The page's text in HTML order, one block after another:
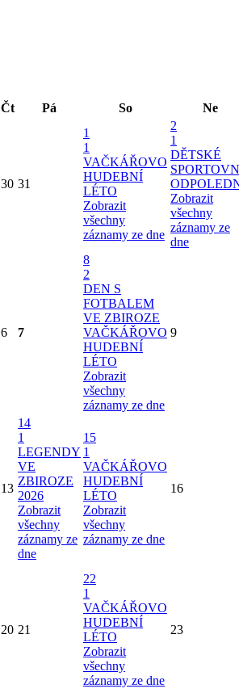
Čt Pá So Ne
30 31
1
1
VAČKÁŘOVO
HUDEBNÍ
LÉTO
Zobrazit
všechny
záznamy ze dne
2
1
DĚTSKÉ
Zobrazit
všechny
záznamy ze
dne
6 7
8
2
DEN S
FOTBALEM
VE ZBIROZE
VAČKÁŘOVO
HUDEBNÍ
LÉTO
Zobrazit
všechny
záznamy ze dne
9
13
14
1
LEGENDY
VE
ZBIROZE
2026
Zobrazit
všechny
záznamy ze
dne
15
1
VAČKÁŘOVO
HUDEBNÍ
LÉTO
Zobrazit
všechny
záznamy ze dne
16
20 21
22
1
VAČKÁŘOVO
HUDEBNÍ
LÉTO
Zobrazit
všechny
záznamy ze dne
23